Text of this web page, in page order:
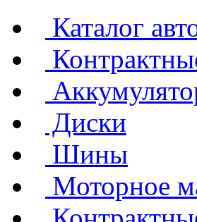
Каталог
Диски
Шины
Моторное